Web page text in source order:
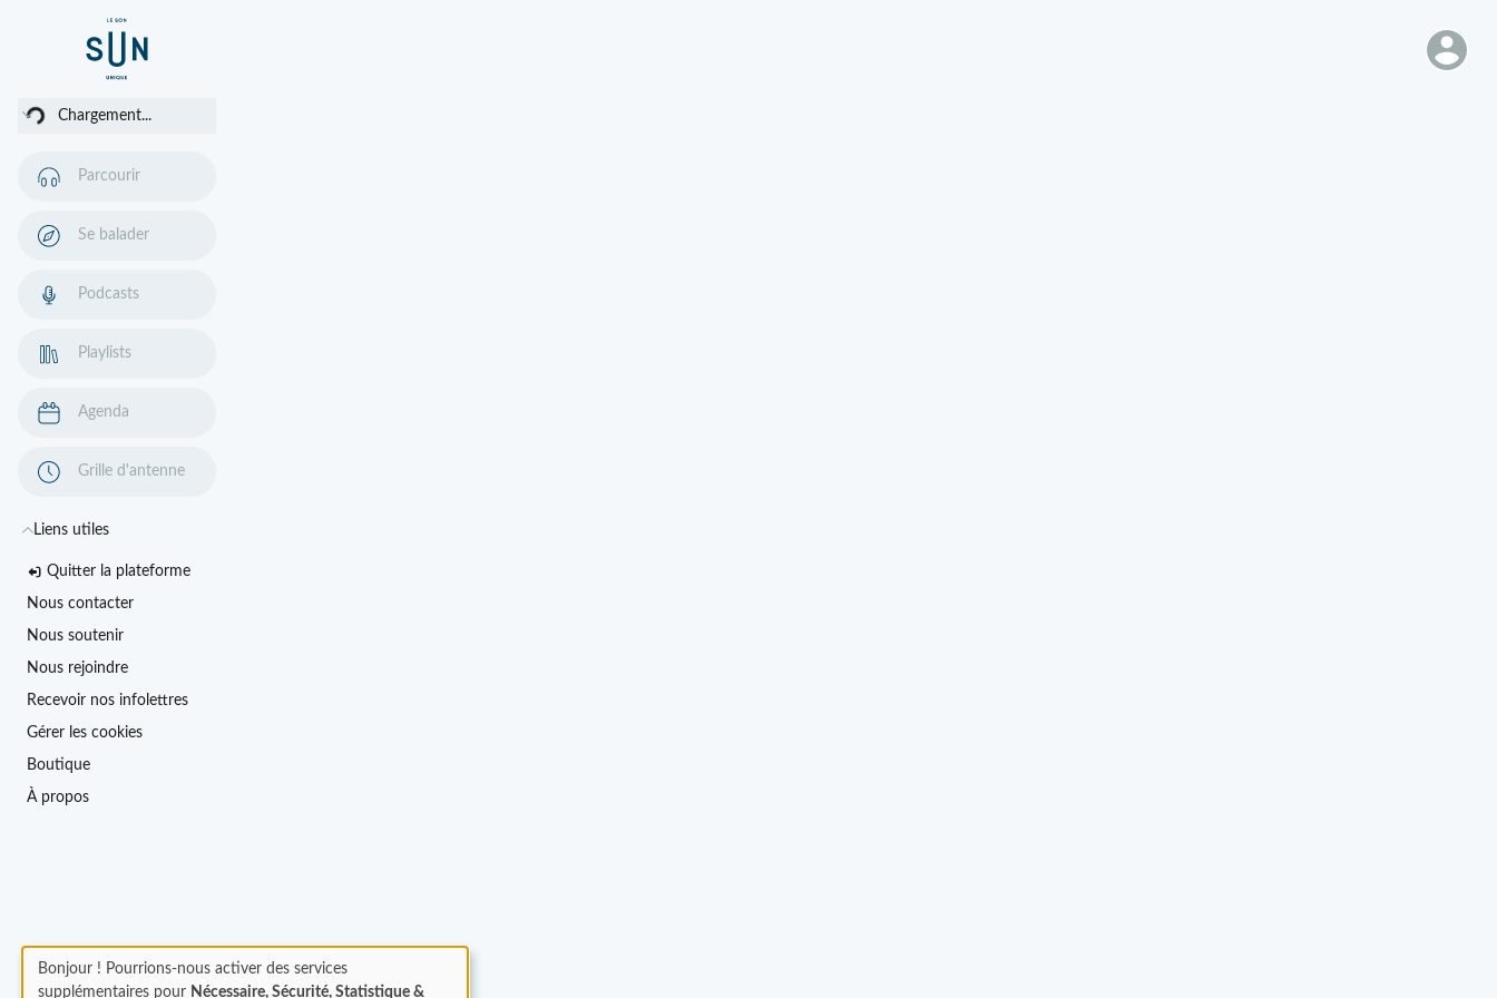
Chargement...
Parcourir
Se balader
Podcasts
Playlists
Agenda
Grille d'antenne
Liens utiles
Quitter la plateforme
Nous contacter
Nous soutenir
Nous rejoindre
Recevoir nos infolettres
Gérer les cookies
Boutique
À propos
Bonjour ! Pourrions-nous activer des services
supplémentaires pour Nécessaire, Sécurité, Statistique &